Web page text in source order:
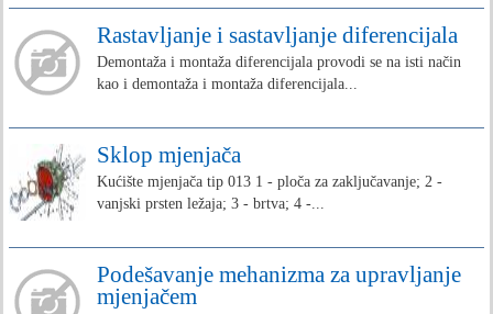
Rastavljanje i sastavljanje diferencijala
Demontaža i montaža diferencijala provodi se na isti način
kao i demontaža i montaža diferencijala...
Sklop mjenjača
Kućište mjenjača tip 013 1 - ploča za zaključavanje; 2 -
vanjski prsten ležaja; 3 - brtva; 4 -...
Podešavanje mehanizma za upravljanje
mjenjačem